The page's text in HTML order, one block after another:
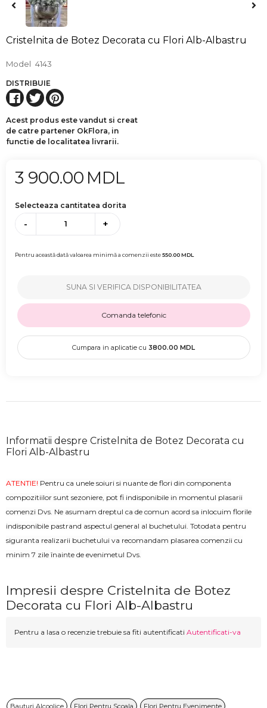
Cristelnita de Botez Decorata cu Flori Alb-Albastru
Model 4143
DISTRIBUIE
Acest produs este vandut si creat
de catre partener OkFlora, in
functie de localitatea livrarii.
3 900.00 MDL
Selecteaza cantitatea dorita
- +
Pentru această dată valoarea minimă a comenzii este550.00MDL
SUNA SI VERIFICA DISPONIBILITATEA
Comanda telefonic
Cumpara in aplicatie cu 3800.00 MDL
Informatii despre Cristelnita de Botez Decorata cu
Flori Alb-Albastru
ATENTIE! Pentru ca unele soiuri si nuante de flori din componenta
compozitiilor sunt sezoniere, pot fi indisponibile in momentul plasarii
comenzi Dvs. Ne asumam dreptul ca de comun acord sa inlocuim florile
indisponibile pastrand aspectul general al buchetului. Totodata pentru
siguranta realizarii buchetului va recomandam plasarea comenzii cu
minim 7 zile înainte de evenimetul Dvs.
Impresii despre Cristelnita de Botez
Decorata cu Flori Alb-Albastru
Pentru a lasa o recenzie trebuie sa fiti autentificati Autentificati-va
Bauturi Alcoolice Flori Pentru Scoala Flori Pentru Evenimente